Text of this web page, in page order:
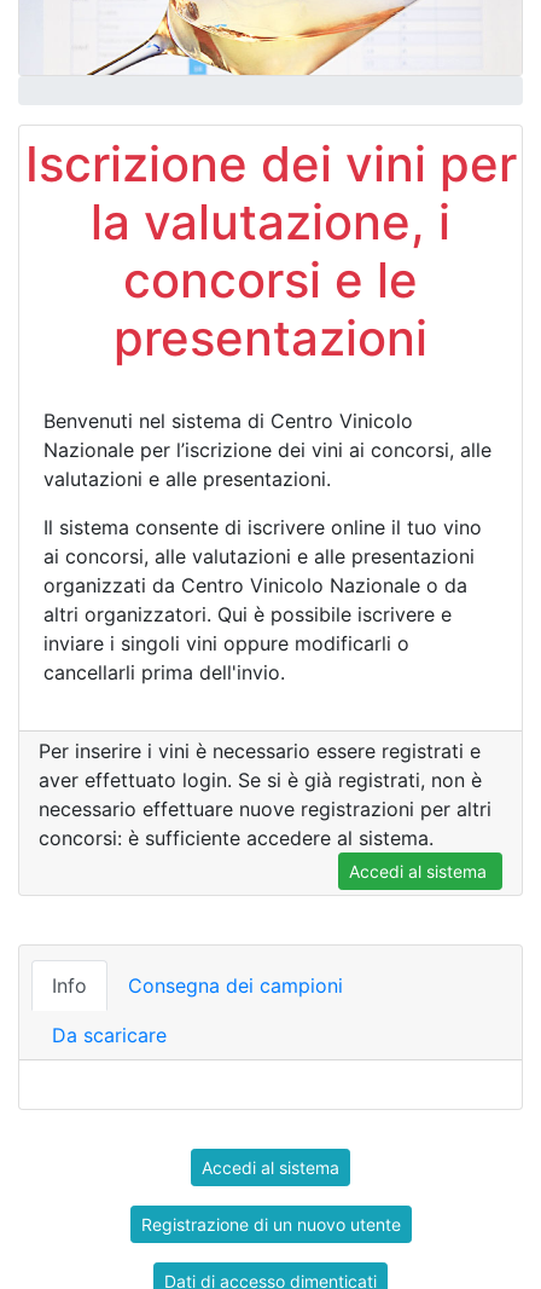
Iscrizione dei vini per
la valutazione, i
concorsi e le
presentazioni
Benvenuti nel sistema di Centro Vinicolo
Nazionale per l’iscrizione dei vini ai concorsi, alle
valutazioni e alle presentazioni.
Il sistema consente di iscrivere online il tuo vino
ai concorsi, alle valutazioni e alle presentazioni
organizzati da Centro Vinicolo Nazionale o da
altri organizzatori. Qui è possibile iscrivere e
inviare i singoli vini oppure modificarli o
cancellarli prima dell'invio.
Per inserire i vini è necessario essere registrati e
aver effettuato login. Se si è già registrati, non è
necessario effettuare nuove registrazioni per altri
concorsi: è sufficiente accedere al sistema.
Accedi al sistema
Info Consegna dei campioni
Da scaricare
Accedi al sistema
Registrazione di un nuovo utente
Dati di accesso dimenticati